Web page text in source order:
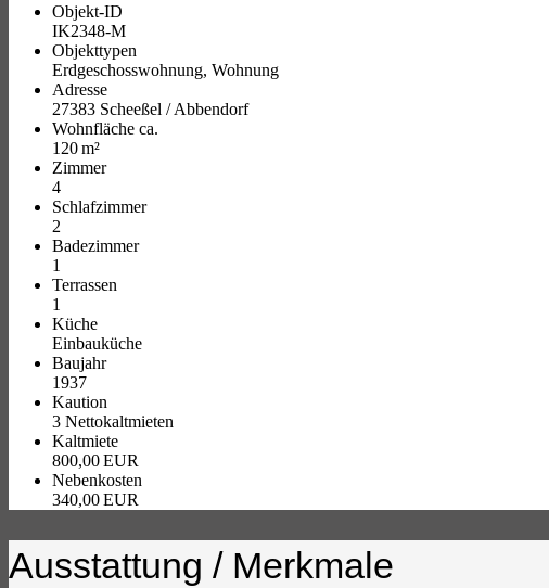
Objekt-ID
IK2348-M
Objekttypen
Erdgeschosswohnung, Wohnung
Adresse
27383 Scheeßel / Abbendorf
Wohnfläche ca.
120 m²
Zimmer
4
Schlafzimmer
2
Badezimmer
1
Terrassen
1
Küche
Einbauküche
Baujahr
1937
Kaution
3 Nettokaltmieten
Kaltmiete
800,00 EUR
Nebenkosten
340,00 EUR
Ausstattung / Merkmale